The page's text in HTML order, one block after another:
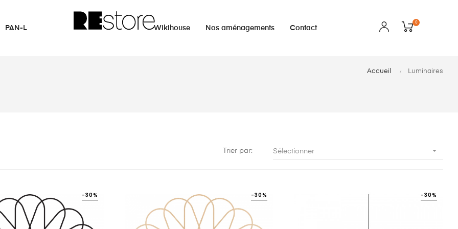
PAN-L Wikihouse Nos aménagements Contact
0
Accueil Luminaires
Trier par: Sélectionner 
-30% -30% -30%